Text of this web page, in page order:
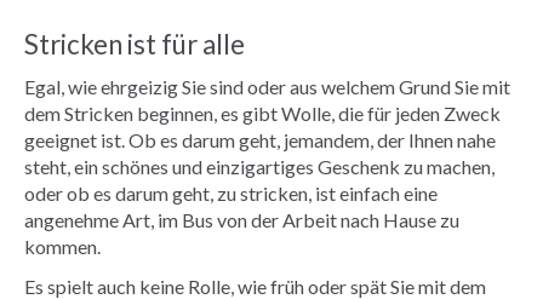
Stricken ist für alle
Egal, wie ehrgeizig Sie sind oder aus welchem Grund Sie mit
dem Stricken beginnen, es gibt Wolle, die für jeden Zweck
geeignet ist. Ob es darum geht, jemandem, der Ihnen nahe
steht, ein schönes und einzigartiges Geschenk zu machen,
oder ob es darum geht, zu stricken, ist einfach eine
angenehme Art, im Bus von der Arbeit nach Hause zu
kommen.
Es spielt auch keine Rolle, wie früh oder spät Sie mit dem